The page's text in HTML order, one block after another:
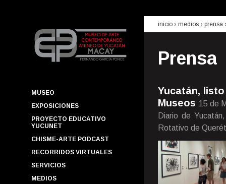
MUSEO
EXPOSICIONES
PROYECTO EDUCATIVO
YUCUNET
CHISME-ARTE PODCAST
RECORRIDOS VIRTUALES
SERVICIOS
MEDIOS
inicio › medios › prensa
Prensa
Yucatán,
Museos 15 de
Diario de
Rotativo de